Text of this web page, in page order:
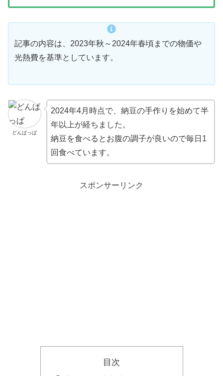
記事の内容は、2023年秋～2024年春頃までの物価や
光熱費を基準としています。
どんぱっぱ
2024年4月時点で、納豆の手作りを始めて半
年以上が経ちました。
納豆を食べるとお腹の調子が良いので毎日1
回食べています。
スポンサーリンク
目次